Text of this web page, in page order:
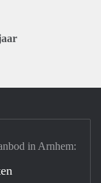
in Arnhem: